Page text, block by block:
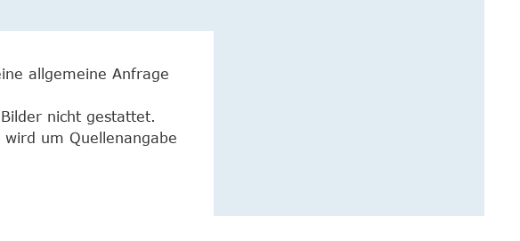
allgemeine Anfrage
nicht gestattet.
um Quellenangabe